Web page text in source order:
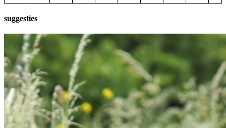
suggesties